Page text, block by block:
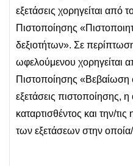
εξετάσεις χορηγείται από
Πιστοποίησης
δεξιοτήτων». Σε
ωφελούμενου χορηγείται
Πιστοποίησης «Βεβαίωση
εξετάσεις πιστοποίησης,
καταρτισθέντος και την/
των εξετάσεων στην οποία/